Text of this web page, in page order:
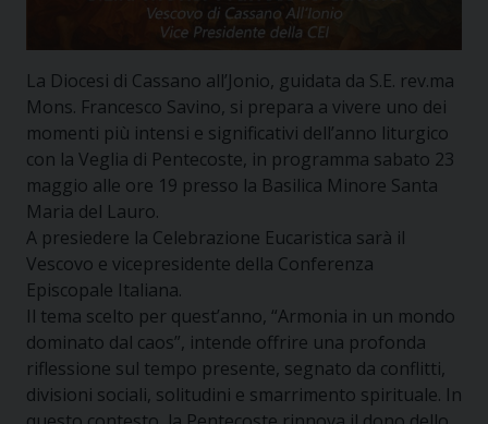
La Diocesi di Cassano all’Jonio, guidata da S.E. rev.ma
Mons. Francesco Savino, si prepara a vivere uno dei
momenti più intensi e significativi dell’anno liturgico
con la Veglia di Pentecoste, in programma sabato 23
maggio alle ore 19 presso la Basilica Minore Santa
Maria del Lauro.
A presiedere la Celebrazione Eucaristica sarà il
Vescovo e vicepresidente della Conferenza
Episcopale Italiana.
Il tema scelto per quest’anno, “Armonia in un mondo
dominato dal caos”, intende offrire una profonda
riflessione sul tempo presente, segnato da conflitti,
divisioni sociali, solitudini e smarrimento spirituale. In